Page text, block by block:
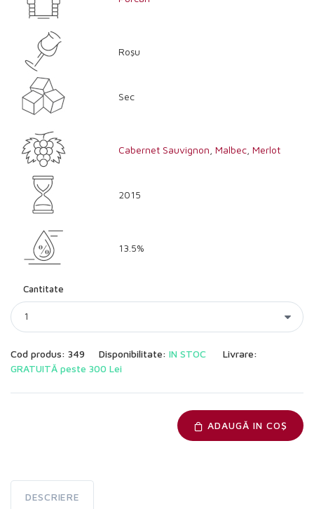
Roşu
Sec
Cabernet Sauvignon ,Malbec ,Merlot
2015
13.5%
Cantitate
Cod produs: 349 Disponibilitate: IN STOC
Livrare:
GRATUITĂ peste 300 Lei
ADAUGĂ IN COŞ
DESCRIERE